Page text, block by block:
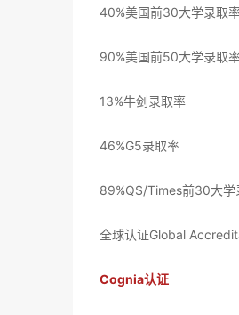
40%美国前30大学录取
90%美国前50大学录取
13%牛剑录取率
46%G5录取率
89%QS/Times前30大学
全球认证Global
Cognia认证